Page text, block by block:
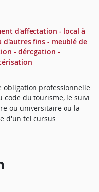
d'affectation - local à
fins - meublé de
- dérogation -
obligation professionnelle
code du tourisme, le suivi
ou universitaire ou la
d'un tel cursus